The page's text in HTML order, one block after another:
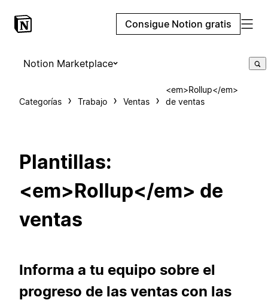
Consigue Notion gratis
Notion Marketplace
Categorías Trabajo Ventas
<em>Rollup</em>
de ventas
Plantillas:
<em>Rollup</em> de
ventas
Informa a tu equipo sobre el
progreso de las ventas con las